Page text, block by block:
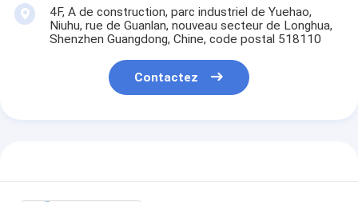
4F, A de construction, parc industriel de Yuehao,
Niuhu, rue de Guanlan, nouveau secteur de Longhua,
Shenzhen Guangdong, Chine, code postal 518110
Contactez